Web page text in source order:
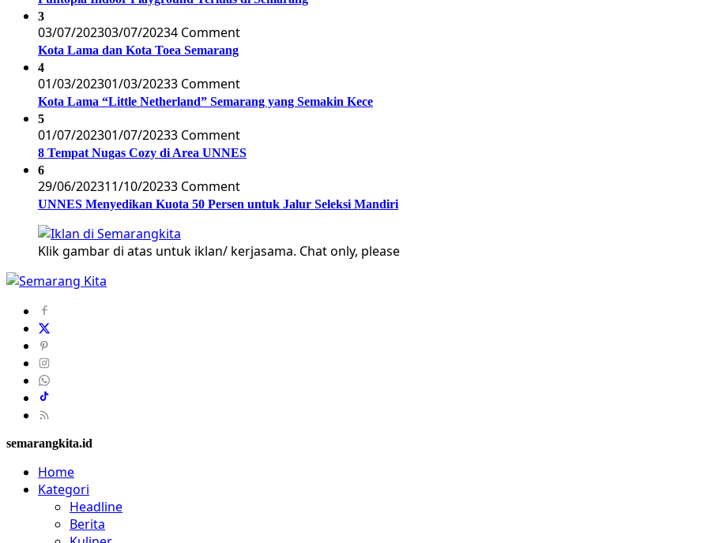
3
03/07/202303/07/20234 Comment
Kota Lama dan Kota Toea Semarang
4
01/03/202301/03/20233 Comment
Kota Lama “Little Netherland” Semarang yang Semakin Kece
5
01/07/202301/07/20233 Comment
8 Tempat Nugas Cozy di Area UNNES
6
29/06/202311/10/20233 Comment
UNNES Menyedikan Kuota 50 Persen untuk Jalur Seleksi Mandiri
Klik gambar di atas untuk iklan/ kerjasama. Chat only, please
semarangkita.id
Home
Kategori
Headline
Berita